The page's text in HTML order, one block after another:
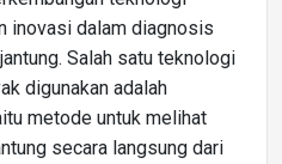
inovasi dalam diagnosis
Salah satu teknologi
digunakan adalah
metode untuk melihat
secara langsung dari